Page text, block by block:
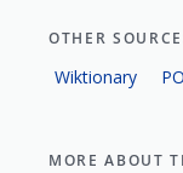
OTHER
Wiktionary
MORE ABOUT